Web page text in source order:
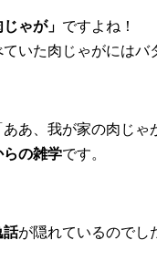
ゃが」 ですよね！
いた肉じゃがにはバ
あ、我が家の肉じゃ
らの雑学です。
話が隠れているのでし